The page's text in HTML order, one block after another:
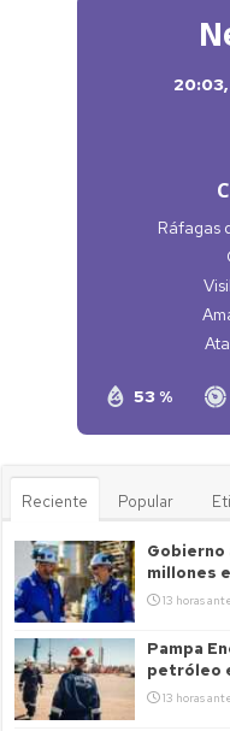
20:03,
53 %
Ráfagas
Reciente Popular
Gobierno
millones
13 horas
Pampa
petróleo
13 horas